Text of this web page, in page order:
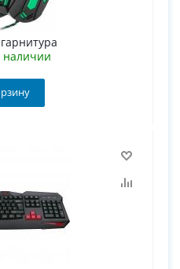
наличии